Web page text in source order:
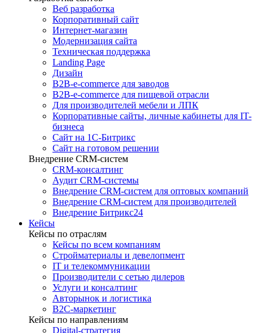
Веб разработка
Корпоративный сайт
Интернет-магазин
Модернизация сайта
Техническая поддержка
Landing Page
Дизайн
B2B-e-commerce для заводов
B2B-e-commerce для пищевой отрасли
Для производителей мебели и ЛПК
Корпоративные сайты, личные кабинеты для IT-
бизнеса
Сайт на 1С-Битрикс
Сайт на готовом решении
Внедрение CRM-систем
CRM-консалтинг
Аудит CRM-системы
Внедрение CRM-систем для оптовых компаний
Внедрение CRM-систем для производителей
Внедрение Битрикс24
Кейсы
Кейсы по отраслям
Кейсы по всем компаниям
Стройматериалы и девелопмент
IT и телекоммуникации
Производители с сетью дилеров
Услуги и консалтинг
Авторынок и логистика
B2С-маркетинг
Кейсы по направлениям
Digital-стратегия